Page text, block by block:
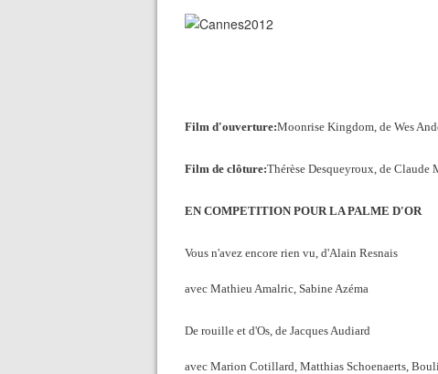
Film d'ouverture:Moonrise Kingdom, de Wes
Film de clôture:Thérèse Desqueyroux, de Claude
EN COMPETITION POUR LA PALME D'OR
Vous n'avez encore rien vu, d'Alain Resnais
avec Mathieu Amalric, Sabine Azéma
De rouille et d'Os, de Jacques Audiard
avec Marion Cotillard, Matthias Schoenaerts,